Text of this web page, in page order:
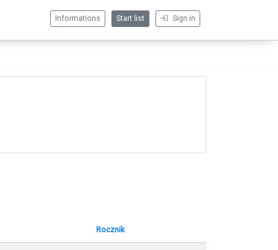
Sign in
Start list
Informations
Rocznik